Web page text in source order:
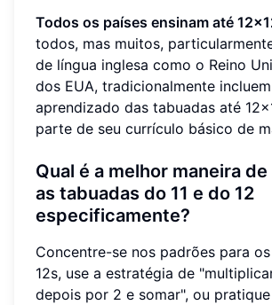
Todos os países ensinam até
todos, mas muitos,
de língua inglesa como o Reino
dos EUA, tradicionalmente
aprendizado das tabuadas até
parte de seu currículo básico de
Qual é a melhor maneira
as tabuadas do 11 e do 12
especificamente?
Concentre-se nos padrões para os
12s, use a estratégia de
depois por 2 e somar", ou